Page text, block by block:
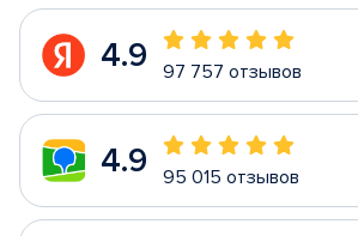
4.9 97 757 отзывов
4.9 95 015 отзывов